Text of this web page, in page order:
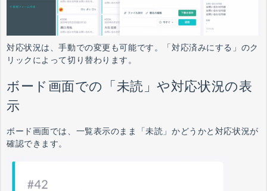
対応状況は、手動での変更も可能です。
「対応済みにする」のク
リックによって切り替わります。
ボード画面での「未読」や対応状況の表
示
ボード画面では、一覧表示のまま「未読」かどうかと対応状況が
確認できます。